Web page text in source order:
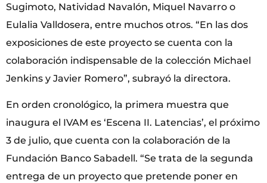
Sugimoto, Natividad Navalón, Miquel Navarro o
Eulalia Valldosera, entre muchos otros. “En las dos
exposiciones de este proyecto se cuenta con la
colaboración indispensable de la colección Michael
Jenkins y Javier Romero”, subrayó la directora.
En orden cronológico, la primera muestra que
inaugura el IVAM es ‘Escena II. Latencias’, el próximo
3 de julio, que cuenta con la colaboración de la
Fundación Banco Sabadell. “Se trata de la segunda
entrega de un proyecto que pretende poner en